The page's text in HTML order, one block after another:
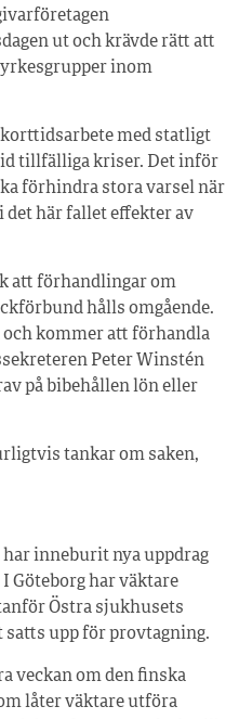
ut och krävde rätt att
inom
med statligt
tillfälliga kriser. Det inför
förhindra stora varsel när
det här fallet effekter av
att förhandlingar om
hålls omgående.
kommer att förhandla
Peter Winstén
på bibehållen lön eller
tankar om saken,
inneburit nya uppdrag
Göteborg har väktare
Östra sjukhusets
upp för provtagning.
veckan om den finska
låter väktare utföra